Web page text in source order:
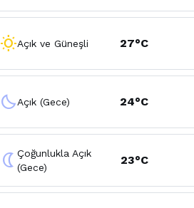
wb_sunnyAçık ve Güneşli 27°C
clear_nightAçık (Gece) 24°C
nightlightÇoğunlukla Açık
(Gece)
23°C